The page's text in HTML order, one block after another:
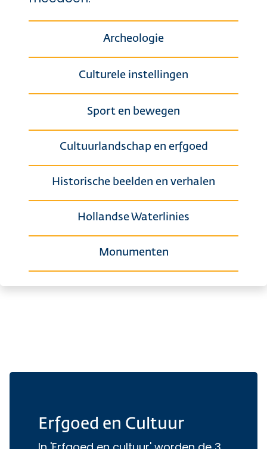
Archeologie
Culturele instellingen
Sport en bewegen
Cultuurlandschap en erfgoed
Historische beelden en verhalen
Hollandse Waterlinies
Monumenten
Erfgoed en Cultuur